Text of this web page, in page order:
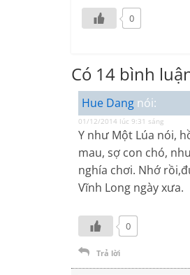
0
Có 14 bình
Hue Dang nói:
01/12/2014 lúc 9:31 sáng
Y như Một Lúa nói,
mau, sợ con chó,
nghía chơi. Nhớ
Vĩnh Long ngày xưa.
0
Trả lời